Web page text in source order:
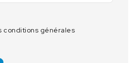
conditions générales